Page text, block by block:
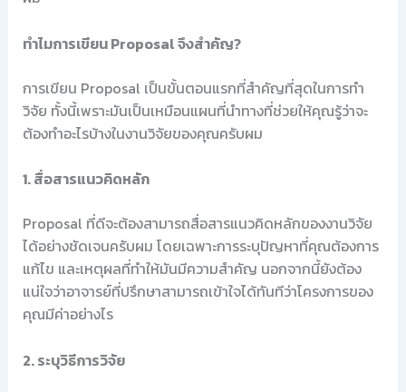
ทำไมการเขียน Proposal จึงสำคัญ?
การเขียน Proposal เป็นขั้นตอนแรกที่สำคัญที่สุดในการทำ
วิจัย ทั้งนี้เพราะมันเป็นเหมือนแผนที่นำทางที่ช่วยให้คุณรู้ว่าจะ
ต้องทำอะไรบ้างในงานวิจัยของคุณครับผม
1. สื่อสารแนวคิดหลัก
Proposal ที่ดีจะต้องสามารถสื่อสารแนวคิดหลักของงานวิจัย
ได้อย่างชัดเจนครับผม โดยเฉพาะการระบุปัญหาที่คุณต้องการ
แก้ไข และเหตุผลที่ทำให้มันมีความสำคัญ นอกจากนี้ยังต้อง
แน่ใจว่าอาจารย์ที่ปรึกษาสามารถเข้าใจได้ทันทีว่าโครงการของ
คุณมีค่าอย่างไร
2. ระบุวิธีการวิจัย